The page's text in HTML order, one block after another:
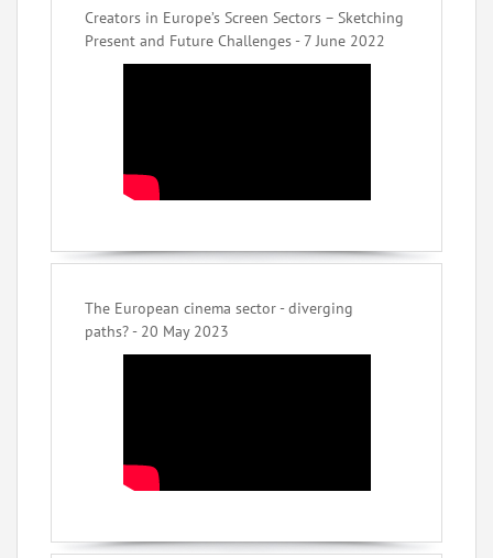
Creators in Europe’s Screen Sectors – Sketching
Present and Future Challenges - 7 June 2022
The European cinema sector - diverging
paths? - 20 May 2023